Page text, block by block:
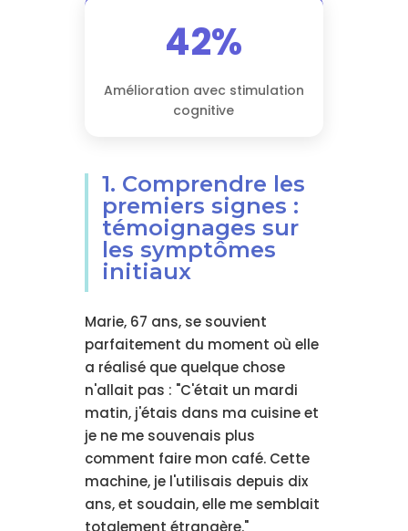
42%
Amélioration avec stimulation
cognitive
1. Comprendre les
premiers signes :
témoignages sur
les symptômes
initiaux
Marie, 67 ans, se souvient
parfaitement du moment où elle
a réalisé que quelque chose
n'allait pas : "C'était un mardi
matin, j'étais dans ma cuisine et
je ne me souvenais plus
comment faire mon café. Cette
machine, je l'utilisais depuis dix
ans, et soudain, elle me semblait
totalement étrangère."